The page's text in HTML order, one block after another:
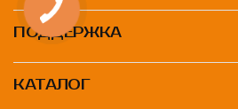
ПОДДЕРЖКА
КАТАЛОГ